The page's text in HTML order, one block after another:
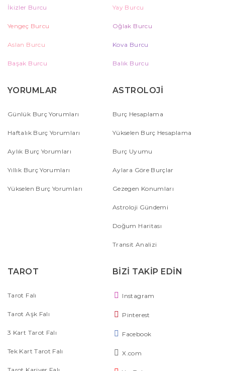
İkizler Burcu Yay Burcu
Yengeç Burcu Oğlak Burcu
Aslan Burcu Kova Burcu
Başak Burcu Balık Burcu
YORUMLAR
Günlük Burç Yorumları
Haftalık Burç Yorumları
Aylık Burç Yorumları
Yıllık Burç Yorumları
Yükselen Burç Yorumları
ASTROLOJİ
Burç Hesaplama
Yükselen Burç Hesaplama
Burç Uyumu
Aylara Göre Burçlar
Gezegen Konumları
Astroloji Gündemi
Doğum Haritası
Transit Analizi
TAROT
Tarot Falı
Tarot Aşk Falı
3 Kart Tarot Falı
Tek Kart Tarot Falı
BİZİ TAKİP EDİN
Instagram
Pinterest
Facebook
X.com